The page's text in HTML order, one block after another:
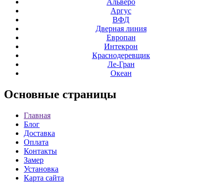
Альверо
Аргус
ВФД
Дверная линия
Европан
Интекрон
Краснодеревщик
Ле-Гран
Океан
Основные страницы
Главная
Блог
Доставка
Оплата
Контакты
Замер
Установка
Карта сайта